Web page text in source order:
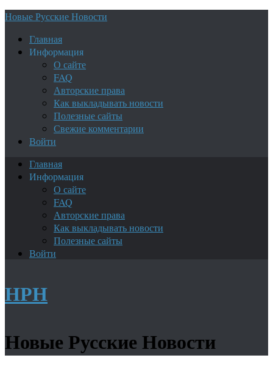
Новые Русские Новости
Главная
Информация
О сайте
FAQ
Авторские права
Как выкладывать новости
Полезные сайты
Свежие комментарии
Войти
Главная
Информация
О сайте
FAQ
Авторские права
Как выкладывать новости
Полезные сайты
Войти
НРН
Новые Русские Новости